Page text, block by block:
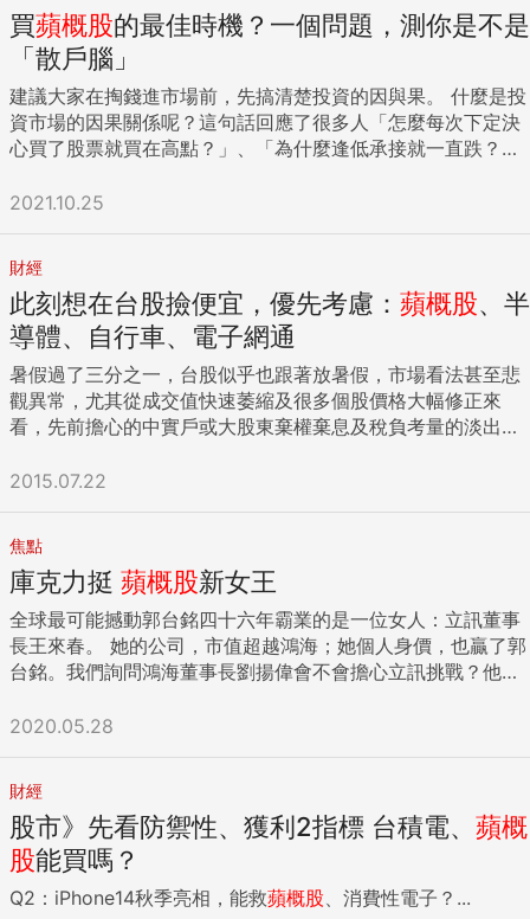
買蘋概股的最佳時機？一個問題，測你是不是
「散戶腦」
建議大家在掏錢進市場前，先搞清楚投資的因與果。 什麼是投
資市場的因果關係呢？這句話回應了很多人「怎麼每次下定決
心買了股票就買在高點？」、「為什麼逢低承接就一直跌？」
環。 投資的因果關係 曾有一個新聞標題「蘋果印度熱賣」，
多人看到這新聞就跑去買蘋果供應鏈，理所當然地會被套牢在
波段的高點。進一步來想想中間犯了什麼錯—將不相干的兩個
人扯在一起，倒果為因。 東西賣得好，賺錢的是蘋果公司，不
是台廠的供應鏈。換個角度來說，蘋果手機銷量好是一回事，
但手機早在賣得好之前這些產品就被製造完成了，也就是說，
在這些手機訂單完成前，相關台廠就已經收到蘋果公司的錢
了。偏偏新聞一出來，就有人會想：既然手機熱賣，就代表需
一直在做的事。這個新聞沒有讓這些台廠出現本質上的改變，
他們還是處在一樣的狀況，或許會有助營收表現，但上行仍有
限。 還有很多人也喜歡「逢低加碼」、「越跌越買」？在我們
看來，這也是犯了因果關係上的錯誤。例如，看到某外資產業
報告說A要有爆發性產品上市，如果預計隔年第一季上市，今
年第四季就會開始出貨，也就代表如果台廠的相關供應鏈有接
到訂單，股價會有所表現。但是很多人只接收到「一定接到訂
單」的訊息，而忽略「如果有接到訂單」這件事，看到相關台
果關係中的「因」雖然出來了，但「結果」還沒發生。事實
「因果關係」後，就可以知道其中有個重點——是否實現。從
上面例子來看，當我們看到某外資的產業報告，裡面提到明確
的時間點，但其實這時候的我們還在所謂的「因」中，如果哪
天這個「因」被實現了，就會變成投資上非常重要的轉捩點。
也就是說，「誰有接到訂單」在今年第四季是看得出來的，而
2021.10.25
財經
此刻想在台股撿便宜，優先考慮： 蘋概股、半
導體、自行車、電子網通
暑假過了三分之一，台股似乎也跟著放暑假，市場看法甚至悲
觀異常，尤其從成交值快速萎縮及很多個股價格大幅修正來
看，先前擔心的中實戶或大股東棄權棄息及稅負考量的淡出或
日月潭，感受到氣溫及陰晴變化，間接造成潭面風光多種樣
清晰可見。我仔細想想，此刻台股盤面不也是如此嗎？ 如果你
貼近盤面，會發覺很多賣壓湧現，但也造就許多績優股票價格
急劇下修，漸漸進入合理或偏低價位，我不敢就此斷言會馬上
反彈或百分之百是底部，但就經驗來看，此刻卻是長期投資者
撿便宜的機會，極短線也許會反彈，也許不會，那不打緊，只
要投資價值出現，以中長期眼光來看，由於現今利率水準仍然
率大增，且台灣房市已步入冬天，市場較聰明的資金自然選擇
往外流出，且有很多本土資金，不管是政府基金或壽險資金或
投信資金，尚有不少部位仍須布局台股，所以我認為，一般散
戶只要好好挑選個股，危機（或許是冷灶）入市的良機依然不
小。以下有幾點原則可以留意： 一 、守株待兔，無須追價，
只要設定好合理價位及標的，接下來就是掛買單等著，當好股
票碰上倒楣事，往往可以創造出很好的報酬率。 二、簡單篩選
2015.07.22
焦點
庫克力挺 蘋概股新女王
全球最可能撼動郭台銘四十六年霸業的是一位女人：立訊董事
長王來春。 她的公司，市值超越鴻海；她個人身價，也贏了郭
台銘。我們詢問鴻海董事長劉揚偉會不會擔心立訊挑戰？他
會擔心任何挑戰。」 立訊創辦人王來春。來源：取自全景網
Apple Watch、無線耳機AirPods最主要代工廠。AirPods Pro
估計今年第二季銷量季成長六成到七成，背後的功臣就是她。
立訊對鴻海的挑戰已是事實。 論獲利，今年第一季鴻海稅後淨
利年衰退近九成，立訊逆勢成長高達約六成；論市值，立訊在
今年二月底突破新台幣一兆元，正式超車鴻海。 圖表製作者：
2020.05.28
財經
股市》先看防禦性、獲利2指標 台積電、 蘋概
股能買嗎？
Q2：iPhone14秋季亮相，能救蘋概股 、消費性電子？...